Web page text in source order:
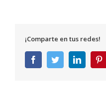
¡Comparte en tus redes!
FacebookTwitterLinkedIn